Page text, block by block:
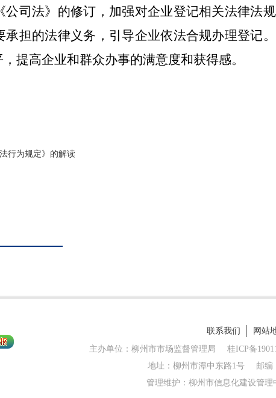
公司法》的修订，加强对企业登记相关法律法
担的法律义务，引导企业依法合规办理登记
提高企业和群众办事的满意度和获得感。
行为规定》的解读
联系我们 网站
主办单位：柳州市市场监督管理局
桂ICP备
地址：柳州市潭中东路1号
邮编
管理维护：柳州市信息化建设管理